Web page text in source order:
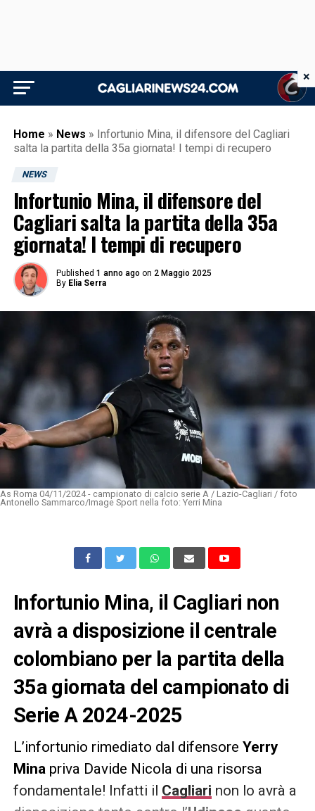
Home » News » Infortunio Mina, il difensore del Cagliari
salta la partita della 35a giornata! I tempi di recupero
NEWS
Infortunio Mina, il difensore del
Cagliari salta la partita della 35a
giornata! I tempi di recupero
Published 1 anno ago on 2 Maggio 2025
By Elia Serra
As Roma 04/11/2024 - campionato di calcio serie A / Lazio-Cagliari / foto
Antonello Sammarco/Image Sport nella foto: Yerri Mina
Infortunio Mina, il Cagliari non
avrà a disposizione il centrale
colombiano per la partita della
35a giornata del campionato di
Serie A 2024-2025
L’infortunio rimediato dal difensore Yerry
Minapriva Davide Nicola di una risorsa
fondamentale! Infatti il Cagliari non lo avrà a
×